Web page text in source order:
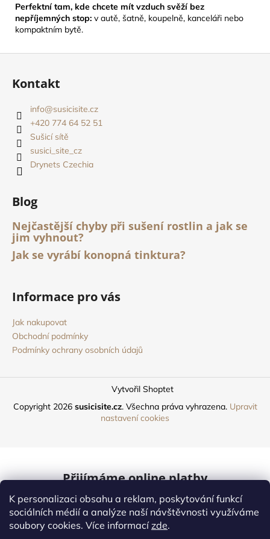
K personalizaci obsahu a reklam, poskytování funkcí
sociálních médií a analýze naší návštěvnosti využíváme
soubory cookies. Více informacízde.
Perfektní tam, kde chcete mít vzduch svěží bez
nepříjemných stop: v autě, šatně, koupelně, kanceláři nebo
kompaktním bytě.
Z
Kontakt
info@susicisite.cz
+420 774 64 52 51
Sušicí sítě
susici_site_cz
Drynets Czechia
Blog
Nejčastější chyby při sušení rostlin a jak se
jim vyhnout?
Jak se vyrábí konopná tinktura?
Informace pro vás
Jak nakupovat
Obchodní podmínky
Podmínky ochrany osobních údajů
Vytvořil Shoptet
Copyright 2026 susicisite.cz. Všechna práva vyhrazena. Upravit
nastavení cookies
Přijímáme online platby
Mastercard
Online platby